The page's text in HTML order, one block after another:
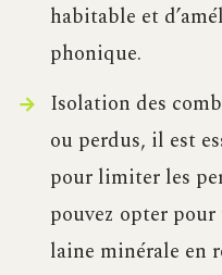
habitable et
phonique.
Isolation des
ou perdus, il est
pour limiter les
pouvez opter
laine minérale en